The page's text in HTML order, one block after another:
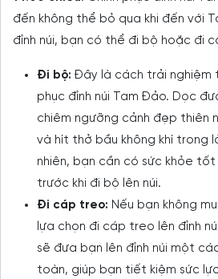
đến không thể bỏ qua khi đến với
đỉnh núi, bạn có thể đi bộ hoặc đi
Đi bộ: Đây là cách trải nghiệm
phục đỉnh núi Tam Đảo. Dọc
chiêm ngưỡng cảnh đẹp thiên
và hít thở bầu không khí trong
nhiên, bạn cần có sức khỏe tốt
trước khi đi bộ lên núi.
Đi cáp treo: Nếu bạn không
lựa chọn đi cáp treo lên đỉnh
sẽ đưa bạn lên đỉnh núi một
toàn, giúp bạn tiết kiệm sức